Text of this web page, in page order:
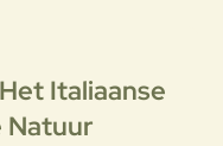
Italiaanse
Natuur